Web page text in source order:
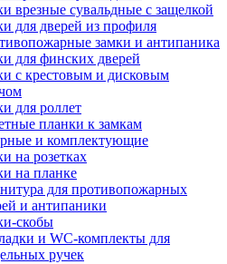
врезные сувальдные с защелкой
для дверей из профиля
замки и антипаника
для финских дверей
с крестовым и дисковым
для роллет
планки к замкам
и комплектующие
на розетках
на планке
для противопожарных
и антипаники
скобы
и WC-комплекты для
ручек